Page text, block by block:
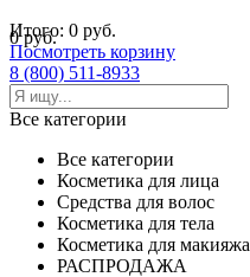
0 руб.
Итого: 0 руб.
Посмотреть корзину
8 (800) 511-8933
Все категории
Все категории
Косметика для лица
Средства для волос
Косметика для тела
Косметика для макияжа
РАСПРОДАЖА